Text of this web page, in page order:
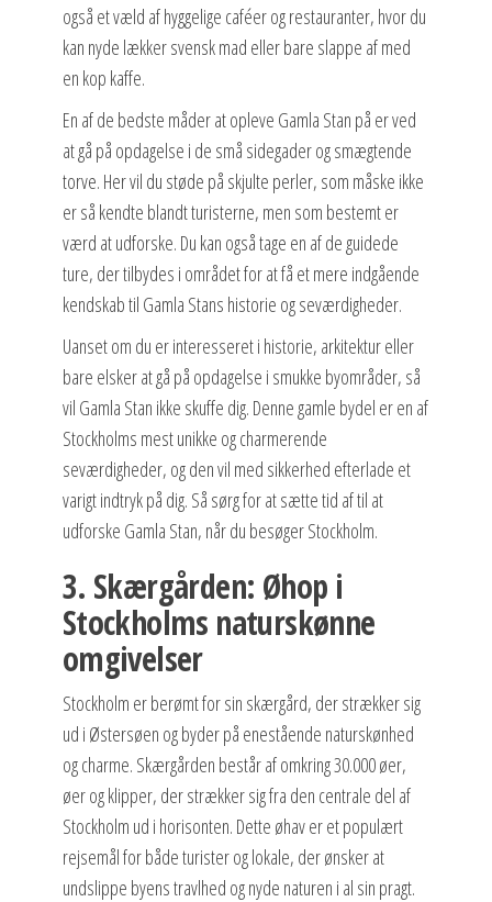
også et væld af hyggelige caféer og restauranter, hvor du
kan nyde lækker svensk mad eller bare slappe af med
en kop kaffe.
En af de bedste måder at opleve Gamla Stan på er ved
at gå på opdagelse i de små sidegader og smægtende
torve. Her vil du støde på skjulte perler, som måske ikke
er så kendte blandt turisterne, men som bestemt er
værd at udforske. Du kan også tage en af de guidede
ture, der tilbydes i området for at få et mere indgående
kendskab til Gamla Stans historie og seværdigheder.
Uanset om du er interesseret i historie, arkitektur eller
bare elsker at gå på opdagelse i smukke byområder, så
vil Gamla Stan ikke skuffe dig. Denne gamle bydel er en af
Stockholms mest unikke og charmerende
seværdigheder, og den vil med sikkerhed efterlade et
varigt indtryk på dig. Så sørg for at sætte tid af til at
udforske Gamla Stan, når du besøger Stockholm.
3. Skærgården: Øhop i
Stockholms naturskønne
omgivelser
Stockholm er berømt for sin skærgård, der strækker sig
ud i Østersøen og byder på enestående naturskønhed
og charme. Skærgården består af omkring 30.000 øer,
øer og klipper, der strækker sig fra den centrale del af
Stockholm ud i horisonten. Dette øhav er et populært
rejsemål for både turister og lokale, der ønsker at
undslippe byens travlhed og nyde naturen i al sin pragt.